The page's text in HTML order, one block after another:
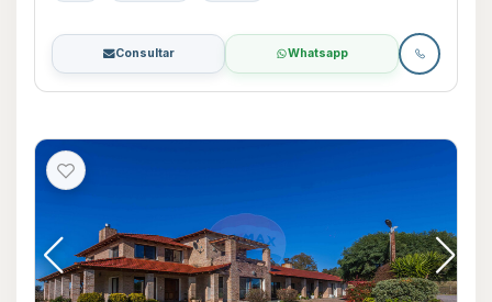
Consultar Whatsapp